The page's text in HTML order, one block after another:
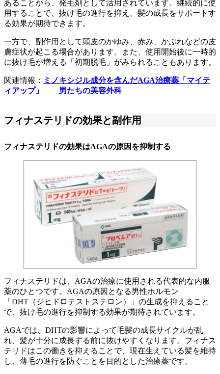
あることから、発毛剤として活用されています。継続的に使
用することで、抜け毛の進行を抑え、髪の成長をサポートす
る効果が期待できます。
一方で、副作用として頭皮のかゆみ、赤み、かぶれなどの皮
膚症状が起こる場合があります。また、使用開始後に一時的
に抜け毛が増える「初期脱毛」がみられることもあります。
関連情報： ミノキシジル成分を含んだAGA治療薬「マイテ
ィアップ」 男たちの美容外科
フィナステリドの効果と副作用
フィナステリドの効果はAGAの原因を抑制する
フィナステリドは、AGAの治療に使用される代表的な内服
薬のひとつです。AGAの原因となる男性ホルモン
「DHT（ジヒドロテストステロン）」の生成を抑えること
で、抜け毛の進行を抑制する効果が期待されています。
AGAでは、DHTの影響によって毛髪の成長サイクルが乱
れ、髪が十分に成長する前に抜けやすくなります。フィナス
テリドはこの働きを抑えることで、現在生えている髪を維持
し、薄毛の進行を防ぐことを目的とした治療薬です。